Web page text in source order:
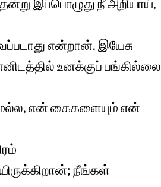
என்றான். இயேசு
உனக்குப் பங்கில்லை
என் கைகளையும் என்
நீங்கள்